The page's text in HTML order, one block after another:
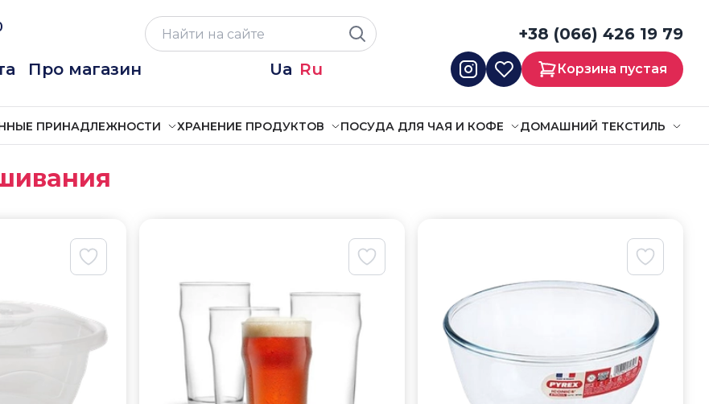
+38 (066) 426 19 79
Про магазин Ua Ru Корзина пустая
ПРИНАДЛЕЖНОСТИ ХРАНЕНИЕ ПРОДУКТОВ ПОСУДА ДЛЯ ЧАЯ И КОФЕ ДОМАШНИЙ ТЕКСТИЛЬ